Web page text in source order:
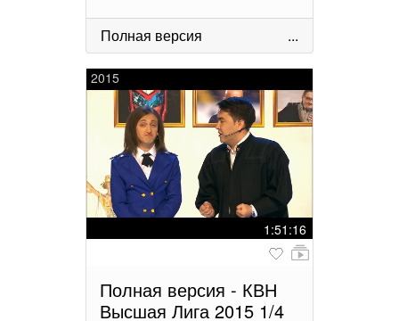
Полная версия ...
2015
1:51:16
Полная версия - КВН
Высшая Лига 2015 1/4